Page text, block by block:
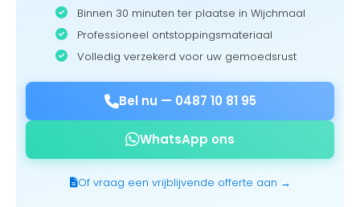
Binnen 30 minuten ter plaatse in Wijchmaal
Professioneel ontstoppingsmateriaal
Volledig verzekerd voor uw gemoedsrust
Bel nu — 0487 10 81 95
WhatsApp ons
Of vraag een vrijblijvende offerte aan →